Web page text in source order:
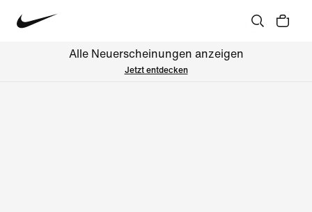
Alle Neuerscheinungen anzeigen
Jetzt entdecken